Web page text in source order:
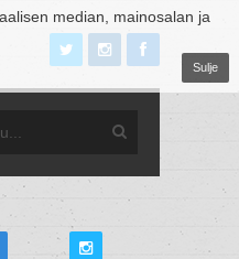
median, mainosalan ja
Sulje